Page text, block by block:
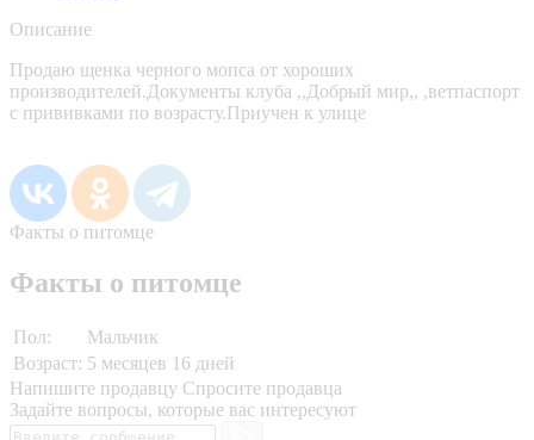
Описание
Продаю щенка черного мопса от хороших
производителей.Документы клуба ,,Добрый мир,, ,ветпаспорт
с прививками по возрасту.Приучен к улице
Факты о питомце
Факты о питомце
Пол:
Мальчик
Возраст: 5 месяцев 16 дней
Напишите продавцу Спросите продавца
Задайте вопросы, которые вас интересуют